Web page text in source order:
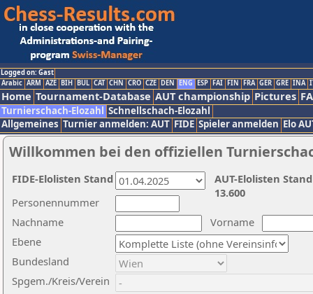
Logged on: Gast
Arabic ARM AZE BIH BUL CAT CHN CRO CZE DEN ENG ESP FAI FIN FRA GER GRE INA
Home Tournament-Database AUT championship Pictures
Turnierschach-Elozahl Schnellschach-Elozahl
Allgemeines Turnier anmelden: AUT FIDE Spieler anmelden Elo
Willkommen bei den offiziellen
Nachname
Vorname
Ebene
Personennummer
Bundesland
Spgem./Kreis/Verein
AUT-Elolisten
13.600
FIDE-Elolisten Stand